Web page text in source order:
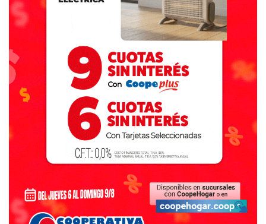
discriminada.
De firmar una nota, a la mesa chica
En los últimos años, la perspectiva de género empezó a
ganar espacios en los medios. La irrupción de Jessica
Bennet como la primera editora de género del New York
Times impulsó meses más tarde al diario El País de España
a crear su corresponsalía de género, a cargo de Pilar
Álvarez. También bajo esos ejemplos, PERFIL sumó en
septiembre de este año a la filósofa Diana Maffía como su
defensora de género. En agosto pasado, el diario La
Mañana de Formosa implementó la liencia por violencia de
género para sus empleadas. En el plano internacional, a
principios de este año, Carrie Gracie, editora de BBC
China, denunció públicamente la brecha salarial entre